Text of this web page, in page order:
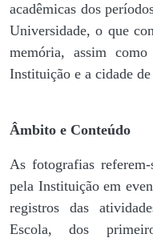
acadêmicas dos
Universidade, o que
memória, assim
Instituição e a cidade
Âmbito e Conteúdo
As fotografias
pela Instituição em
registros das
Escola, dos